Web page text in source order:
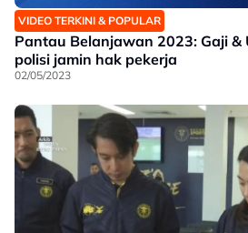
VIDEO TERKINI & POPULAR
Pantau Belanjawan 2023: Gaji &
polisi jamin hak pekerja
02/05/2023